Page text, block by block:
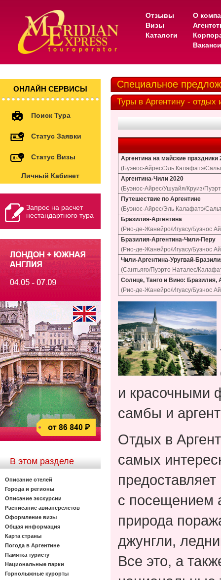
Отзывы
Визы
Каталоги
О
ОНЛАЙН СЕРВИСЫ
Поиск Тура
Статус Заявки
Статус Визы
Личный Кабинет
Запрос на расчет
нестандартного тура
В этом разделе
Описание отелей
Города и регионы
Описание экскурсии
Расписание авиаперелетов
Оформление визы
Общая информация
Карта страны
Погода в Аргентине
Памятка туристу
Национальные парки
Горнолыжные курорты
Специальное
Туры в Аргентину -
Аргентина на майские праздники
(Буэнос-Айрес/Эль Калафатэ/
Аргентина-Чили 2020
(Буэнос-Айрес/Ушуайя/Круиз/
Путешествие по Аргентине
(Буэнос-Айрес/Эль Калафатэ/
Бразилия-Аргентина
(Рио-де-Жанейро/Игуасу/Буэнос
Бразилия-Аргентина-Чили-Перу
(Рио-де-Жанейро/Игуасу/Буэнос
Чили-Аргентина-Уругвай-
(Сантьяго/Пуэрто Наталес/
Солнце, Танго и Вино: Бразилия,
(Рио-де-Жанейро/Игуасу/Буэнос
и красочными
самбы и
Отдых в
самых
с посещением
природа
джунгли,
Все это, а